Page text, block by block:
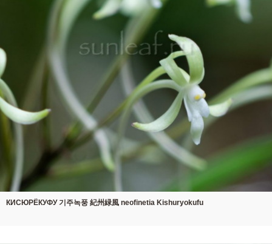
КИСЮРЁКУФУ 기주녹풍 紀州緑風 neofinetia Kishuryokufu